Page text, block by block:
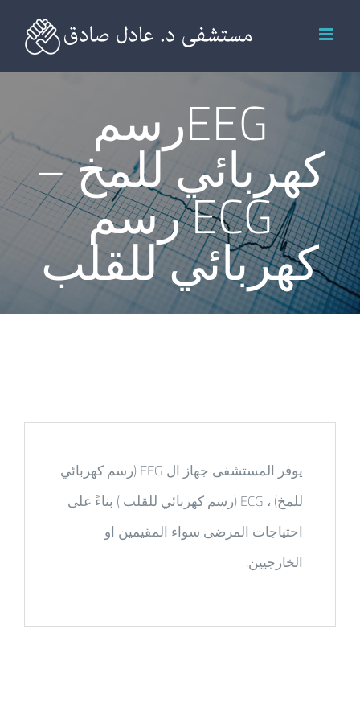
content
EEGرسم
كهربائي للمخ –
ECG رسم
كهربائي للقلب
يوفر المستشفى جهاز ال EEG (رسم كهربائي
للمخ) ، ECG (رسم كهربائي للقلب ) بناءً على
احتياجات المرضى سواء المقيمين او
الخارجيين.